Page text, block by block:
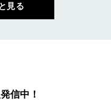
見る
信中！